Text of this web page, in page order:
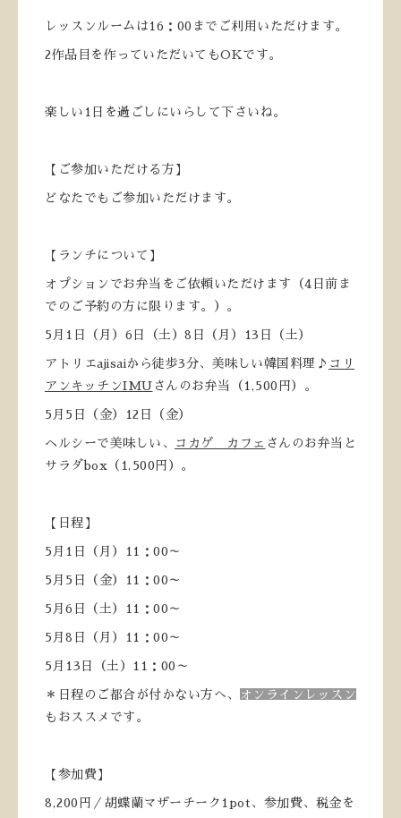
レッスンルームは16：00までご利用いただけます。
2作品目を作っていただいてもOKです。
楽しい1日を過ごしにいらして下さいね。
【ご参加いただける方】
どなたでもご参加いただけます。
【ランチについて】
オプションでお弁当をご依頼いただけます（4日前ま
でのご予約の方に限ります。）。
5月1日（月）6日（土）8日（月）13日（土）
アトリエajisaiから徒歩3分、美味しい韓国料理♪ コリ
アンキッチンIMU さんのお弁当（1,500円）。
5月5日（金）12日（金）
ヘルシーで美味しい、 コカゲ カフェ さんのお弁当と
サラダbox（1,500円）。
【日程】
5月1日（月）11：00～
5月5日（金）11：00～
5月6日（土）11：00～
5月8日（月）11：00～
5月13日（土）11：00～
＊日程のご都合が付かない方へ、
オンラインレッスン
もおススメです。
【参加費】
8,200円／胡蝶蘭マザーチーク1pot、参加費、税金を